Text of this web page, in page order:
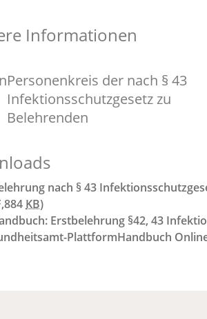
Informationen
Personenkreis der nach § 43
Infektionsschutzgesetz zu
Belehrenden
nach § 43
KB)
Erstbelehrung §42, 43
PlattformHandbuch